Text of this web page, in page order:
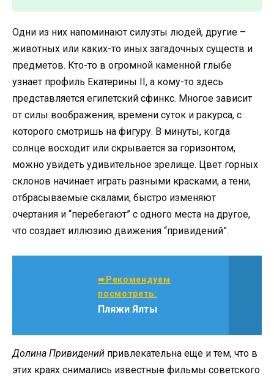
Одни из них напоминают силуэты людей, другие –
животных или каких-то иных загадочных существ и
предметов. Кто-то в огромной каменной глыбе
узнает профиль Екатерины II, а кому-то здесь
представляется египетский сфинкс. Многое зависит
от силы воображения, времени суток и ракурса, с
которого смотришь на фигуру. В минуты, когда
солнце восходит или скрывается за горизонтом,
можно увидеть удивительное зрелище. Цвет горных
склонов начинает играть разными красками, а тени,
отбрасываемые скалами, быстро изменяют
очертания и “перебегают” с одного места на другое,
что создает иллюзию движения “привидений”.
➨Рекомендуем
посмотреть:
Пляжи Ялты
Долина Привидений привлекательна еще и тем, что в
этих краях снимались известные фильмы советского